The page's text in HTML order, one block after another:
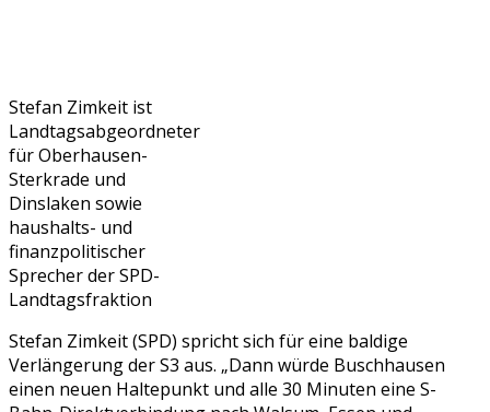
Stefan Zimkeit ist
Landtagsabgeordneter
für Oberhausen-
Sterkrade und
Dinslaken sowie
haushalts- und
finanzpolitischer
Sprecher der SPD-
Landtagsfraktion
Stefan Zimkeit (SPD) spricht sich für eine baldige
Verlängerung der S3 aus. „Dann würde Buschhausen
einen neuen Haltepunkt und alle 30 Minuten eine S-